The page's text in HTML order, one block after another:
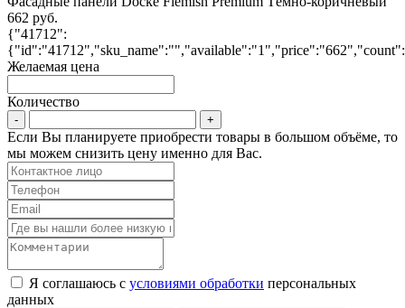
662 руб.
{"41712":
Желаемая цена
Количество
Если Вы планируете приобрести товары в большом объёме, то
мы можем снизить цену именно для Вас.
Я соглашаюсь с условиями обработки персональных
данных